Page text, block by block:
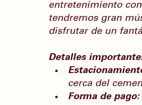
entretenimiento
tendremos gran
disfrutar de un
Detalles
cerca del
Forma de pago: